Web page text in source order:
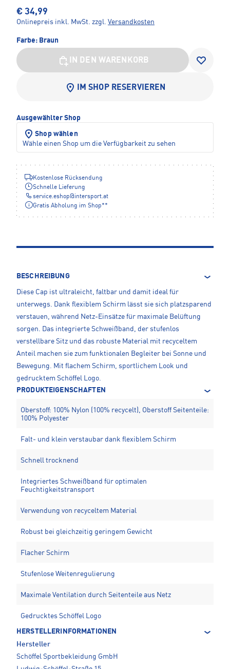
€ 34,99
Onlinepreis inkl. MwSt. zzgl. Versandkosten
Farbe: Braun
IN DEN WARENKORB
IM SHOP RESERVIEREN
Ausgewählter Shop
Shop wählen
Wähle einen Shop um die Verfügbarkeit zu sehen
Kostenlose Rücksendung
Schnelle Lieferung
service.eshop@ intersport.at
Gratis Abholung im Shop**
BESCHREIBUNG
Diese Cap ist ultraleicht, faltbar und damit ideal für
unterwegs. Dank flexiblem Schirm lässt sie sich platzsparend
verstauen, während Netz-Einsätze für maximale Belüftung
sorgen. Das integrierte Schweißband, der stufenlos
verstellbare Sitz und das robuste Material mit recyceltem
Anteil machen sie zum funktionalen Begleiter bei Sonne und
Bewegung. Mit flachem Schirm, sportlichem Look und
gedrucktem Schöffel Logo.
PRODUKTEIGENSCHAFTEN
Oberstoff: 100% Nylon (100% recycelt), Oberstoff Seitenteile:
100% Polyester
Falt- und klein verstaubar dank flexiblem Schirm
Schnell trocknend
Integriertes Schweißband für optimalen
Feuchtigkeitstransport
Verwendung von recyceltem Material
Robust bei gleichzeitig geringem Gewicht
Flacher Schirm
Stufenlose Weitenregulierung
Maximale Ventilation durch Seitenteile aus Netz
Gedrucktes Schöffel Logo
HERSTELLERINFORMATIONEN
Hersteller
Schöffel Sportbekleidung GmbH